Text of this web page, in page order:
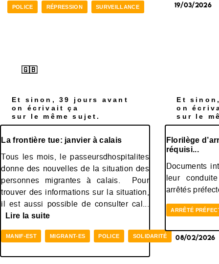
19/03/2026
POLICE RÉPRESSION SURVEILLANCE
Et sinon, 39 jours avant
on écrivait ça
sur le même sujet.
La frontière tue: janvier à calais
Tous les mois, le passeursdhospitalites
donne des nouvelles de la situation des
personnes migrantes à calais. Pour
trouver des informations sur la situation,
il est aussi possible de consulter cal...
Lire la suite
MANIF-EST MIGRANT-ES POLICE SOLIDARITÉ 08/02/2026
Et
on
sur le
Florilège
réquisi...
Documents
leur
arrêtés
ARRÊTÉ